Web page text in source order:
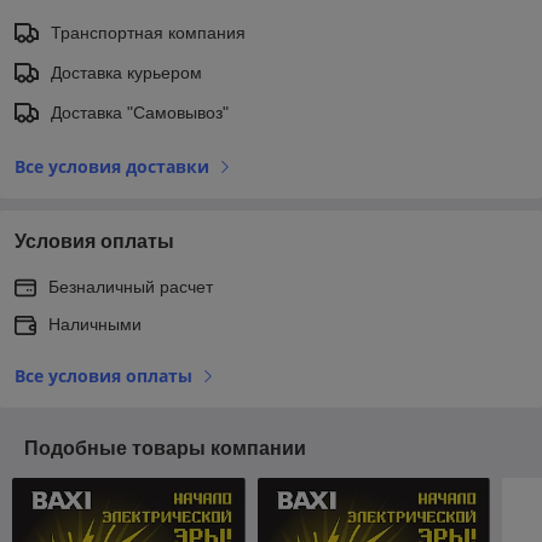
Транспортная компания
Доставка курьером
Доставка "Самовывоз"
Все условия доставки
Условия оплаты
Безналичный расчет
Наличными
Все условия оплаты
Подобные товары компании